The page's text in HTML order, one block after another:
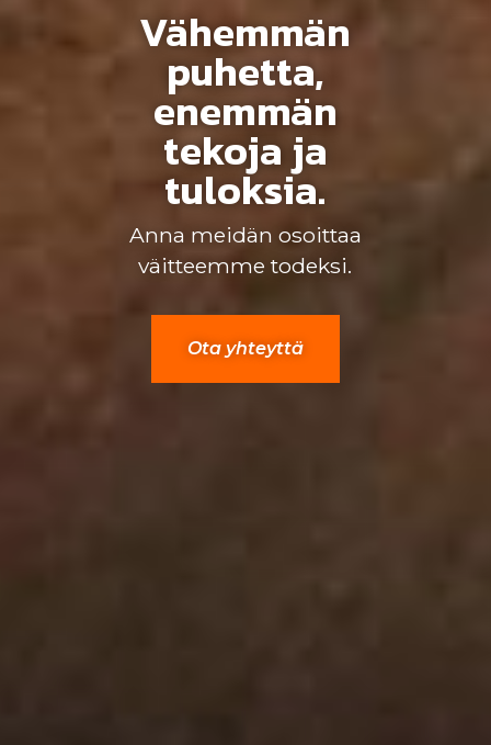
Vähemmän
puhetta,
enemmän
tekoja ja
tuloksia.
Anna meidän osoittaa
väitteemme todeksi.
Ota yhteyttä